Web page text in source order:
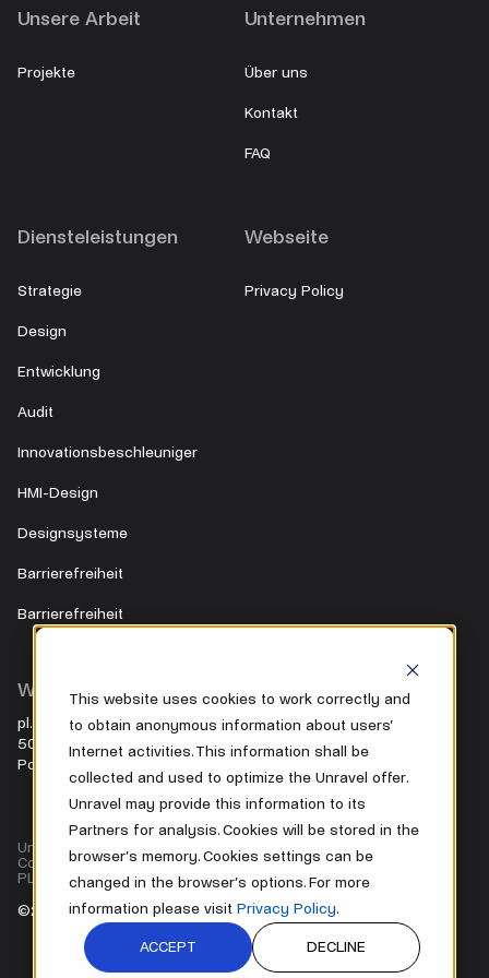
This website uses cookies to work correctly and
to obtain anonymous information about users’
Internet activities. This information shall be
collected and used to optimize the Unravel offer.
Unravel may provide this information to its
Partners for analysis. Cookies will be stored in the
browser’s memory. Cookies settings can be
changed in the browser’s options. For more
information please visit Privacy Policy.
ACCEPT DECLINE
Wroclaw HQ
pl. Nowy Targ 28
50-141 Wroclaw
Polen
Contact
office@unravel.cc
Unsere Arbeit
Projekte
Unternehmen
Über uns
Kontakt
FAQ
Diensteleistungen
Strategie
Design
Entwicklung
Audit
Innovationsbeschleuniger
HMI-Design
Designsysteme
Barrierefreiheit
Barrierefreiheit
Webseite
Privacy Policy
Unravel S.A. is a company registered in Poland.
Company Registration Number 0000842732, VAT-UE
PL8971879134, REGON 386117266.
©2026 Unravel. All Rights Reserved.